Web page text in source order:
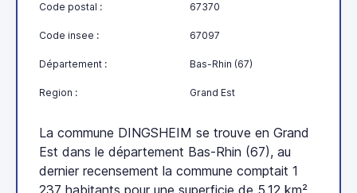
Code postal : 67370
Code insee : 67097
Département : Bas-Rhin (67)
Region : Grand Est
La commune DINGSHEIM se trouve en Grand
Est dans le département Bas-Rhin (67), au
dernier recensement la commune comptait 1